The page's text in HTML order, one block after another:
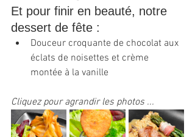
Et pour finir en beauté, notre
dessert de fête :
Douceur croquante de chocolat aux
éclats de noisettes et crème
montée à la vanille
Cliquez pour agrandir les photos ...